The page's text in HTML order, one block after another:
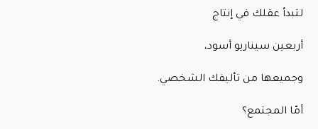
لتبدأ عقلك في إنتاج
أربعين سيناريو أسود،
وجميعها من تأليفك الشخصي.
أمّا المجتمع؟